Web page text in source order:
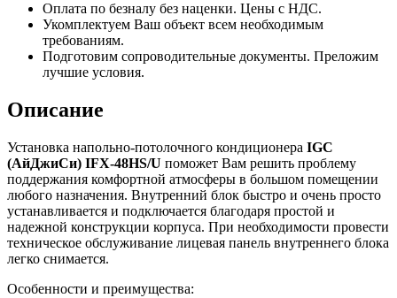
Оплата по безналу без наценки. Цены с НДС.
Укомплектуем Ваш объект всем необходимым
требованиям.
Подготовим сопроводительные документы. Преложим
лучшие условия.
Описание
Установка напольно-потолочного кондиционера IGC
(АйДжиСи) IFХ-48HS/U поможет Вам решить проблему
поддержания комфортной атмосферы в большом помещении
любого назначения. Внутренний блок быстро и очень просто
устанавливается и подключается благодаря простой и
надежной конструкции корпуса. При необходимости провести
техническое обслуживание лицевая панель внутреннего блока
легко снимается.
Особенности и преимущества: